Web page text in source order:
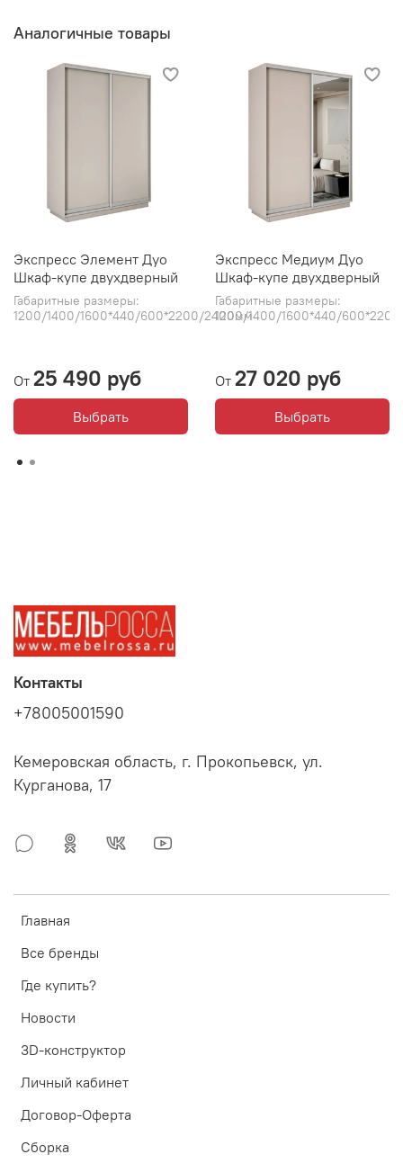
Аналогичные товары
Экспресс Элемент Дуо
Шкаф-купе двухдверный
Габаритные размеры:
1200/1400/1600*440/600*2200/2400мм
От 25 490 руб
Выбрать
Экспресс Медиум Дуо
Шкаф-купе двухдверный
Габаритные размеры:
1200/1400/1600*440/
От 27 020 руб
Выбрать
Главная
Все бренды
Где купить?
Новости
3D-конструктор
Личный кабинет
Договор-Оферта
Сборка
Контакты
+78005001590
Кемеровская область, г. Прокопьевск, ул.
Курганова, 17